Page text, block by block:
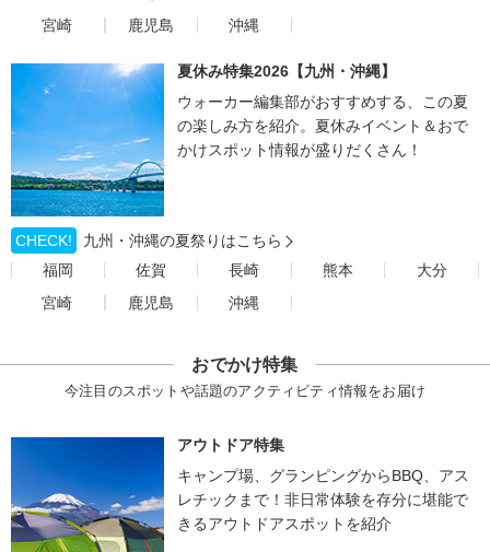
宮崎
鹿児島 沖縄
夏休み特集2026【九州・沖縄】
ウォーカー編集部がおすすめする、この夏
の楽しみ方を紹介。夏休みイベント＆おで
かけスポット情報が盛りだくさん！
CHECK!
九州・沖縄の夏祭りはこちら
福岡
佐賀 長崎 熊本
大分
宮崎
鹿児島 沖縄
おでかけ特集
今注目のスポットや話題のアクティビティ情報をお届け
アウトドア特集
キャンプ場、グランピングからBBQ、アス
レチックまで！非日常体験を存分に堪能で
きるアウトドアスポットを紹介